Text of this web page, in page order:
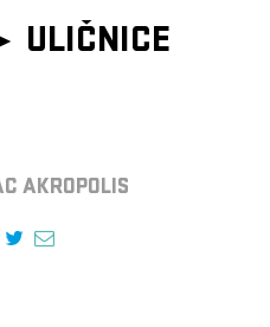
ULIČNICE
AKROPOLIS